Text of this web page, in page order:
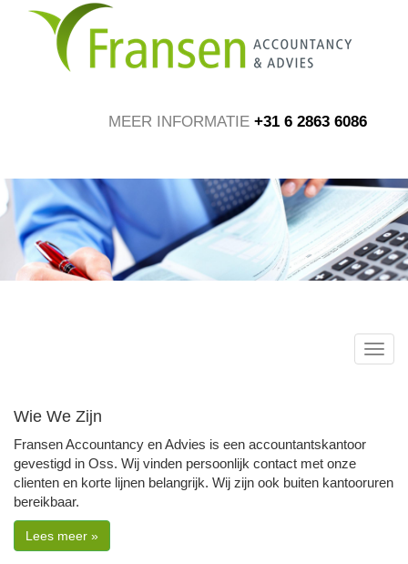
MEER INFORMATIE +31 6 2863 6086
Wie We Zijn
Fransen Accountancy en Advies is een accountantskantoor
gevestigd in Oss. Wij vinden persoonlijk contact met onze
clienten en korte lijnen belangrijk. Wij zijn ook buiten kantooruren
bereikbaar.
Lees meer »